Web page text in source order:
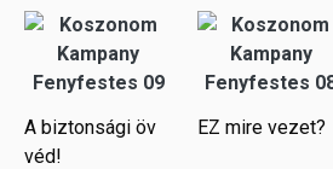
A biztonsági öv
véd!
EZ mire vezet?